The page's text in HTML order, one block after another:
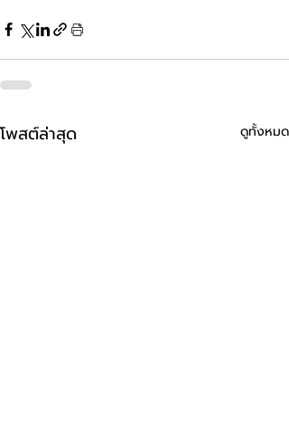
โพสต์ล่าสุด ดูทั้งหมด